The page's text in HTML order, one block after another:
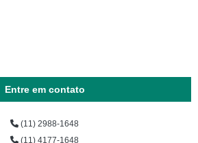
Entre em contato
(11) 2988-1648
(11) 4177-1648